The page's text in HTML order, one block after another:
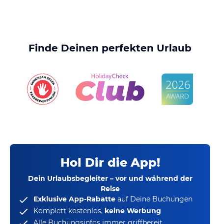
Finde Deinen perfekten Urlaub
Hol Dir die App!
Dein Urlaubsbegleiter – vor und während der
Reise
Exklusive App-Rabatte auf Deine Buchungen
Komplett kostenlos, keine Werbung